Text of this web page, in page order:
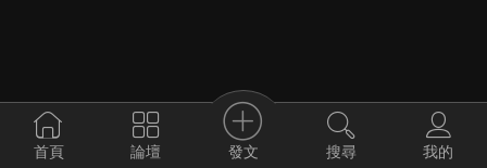
首頁 論壇 發文 搜尋 我的